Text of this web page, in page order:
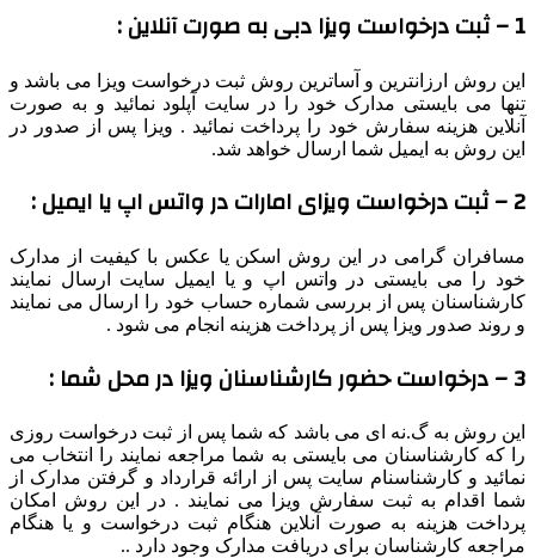
روش ارزانترین و آساترین روش ثبت درخواست ویزا می باشد و
می بایستی مدارک خود را در سایت آپلود نمائید و به صورت
هزینه سفارش خود را پرداخت نمائید . ویزا پس از صدور در
روش به ایمیل شما ارسال خواهد شد.
گرامی در این روش اسکن یا عکس با کیفیت از مدارک
را می بایستی در واتس اپ و یا ایمیل سایت ارسال نمایند
پس از بررسی شماره حساب خود را ارسال می نمایند
روند صدور ویزا پس از پرداخت هزینه انجام می شود .
روش به گ.نه ای می باشد که شما پس از ثبت درخواست روزی
که کارشناسنان می بایستی به شما مراجعه نمایند را انتخاب می
و کارشناسنام سایت پس از ارائه قرارداد و گرفتن مدارک از
اقدام به ثبت سفارش ویزا می نمایند . در این روش امکان
هزینه به صورت آنلاین هنگام ثبت درخواست و یا هنگام
کارشناسان برای دریافت مدارک وجود دارد ..